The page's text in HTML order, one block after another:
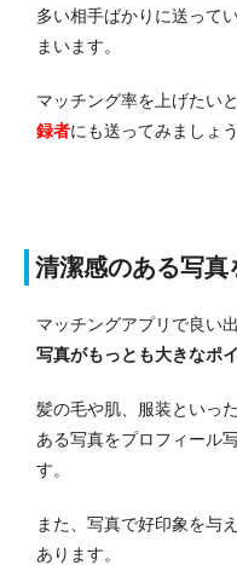
多い相手ばかりに送って
まいます。
マッチング率を上げたいと
録者にも送ってみましょう
清潔感のある写真
マッチングアプリで良い
写真がもっとも大きなポ
髪の毛や肌、服装といっ
ある写真をプロフィール
す。
また、写真で好印象を与
あります。